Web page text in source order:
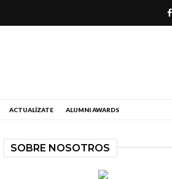
ACTUALÍZATE ALUMNI AWARDS
SOBRE NOSOTROS